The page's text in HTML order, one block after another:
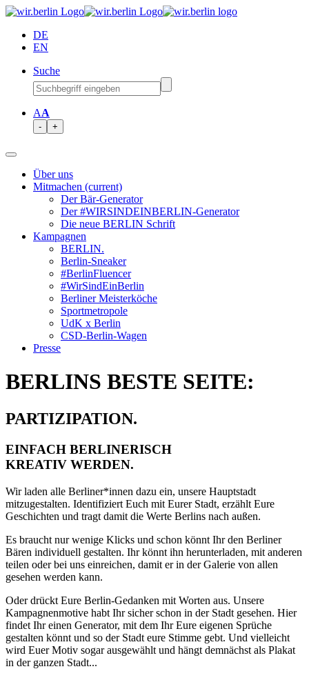
DE
EN
Suche
AA
- +
Über uns
Mitmachen (current)
Der Bär-Generator
Der #WIRSINDEINBERLIN-Generator
Die neue BERLIN Schrift
Kampagnen
BERLIN.
Berlin-Sneaker
#BerlinFluencer
#WirSindEinBerlin
Berliner Meisterköche
Sportmetropole
UdK x Berlin
CSD-Berlin-Wagen
Presse
BERLINS BESTE SEITE:
PARTIZIPATION.
EINFACH BERLINERISCH
KREATIV WERDEN.
Wir laden alle Berliner*innen dazu ein, unsere Hauptstadt
mitzugestalten. Identifiziert Euch mit Eurer Stadt, erzählt Eure
Geschichten und tragt damit die Werte Berlins nach außen.
Es braucht nur wenige Klicks und schon könnt Ihr den Berliner
Bären individuell gestalten. Ihr könnt ihn herunterladen, mit anderen
teilen oder bei uns einreichen, damit er in der Galerie von allen
gesehen werden kann.
Oder drückt Eure Berlin-Gedanken mit Worten aus. Unsere
Kampagnenmotive habt Ihr sicher schon in der Stadt gesehen. Hier
findet Ihr einen Generator, mit dem Ihr Eure eigenen Sprüche
gestalten könnt und so der Stadt eure Stimme gebt. Und vielleicht
wird Euer Motiv sogar ausgewählt und hängt demnächst als Plakat
in der ganzen Stadt...